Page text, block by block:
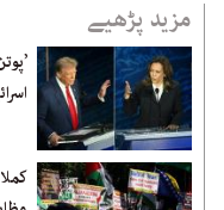
مزید پڑھیے